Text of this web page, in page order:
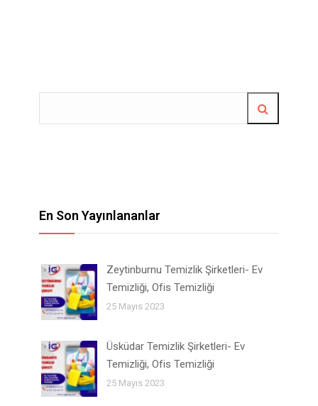
En Son Yayınlananlar
Zeytinburnu Temizlik Şirketleri- Ev
Temizliği, Ofis Temizliği
25 Mayıs 2023
Üsküdar Temizlik Şirketleri- Ev
Temizliği, Ofis Temizliği
25 Mayıs 2023